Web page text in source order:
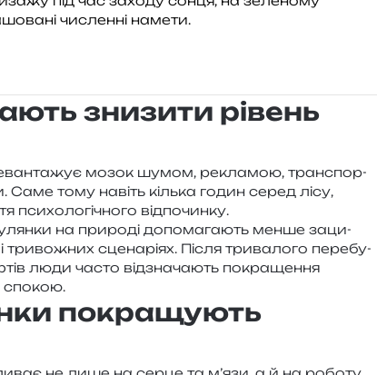
знизити рівень
мозок шумом, рекла­мою, транс­пор­
тому навіть кіль­ка годин серед лісу,
пси­хо­ло­гі­чно­го відпочинку.
на при­ро­ді допо­ма­га­ють менше заци­
три­во­жних сце­на­рі­ях. Після три­ва­ло­го пере­бу­
люди часто від­зна­ча­ють покра­ще­н­ня
спокою.
покращують